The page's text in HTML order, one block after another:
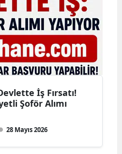
İş Fırsatı!
Şoför Alımı
28 Mayıs 2026